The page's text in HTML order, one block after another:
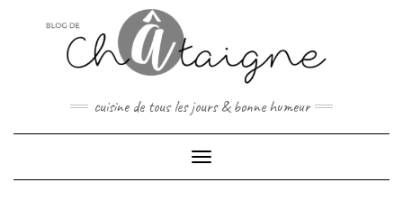
cuisine de tous les jours & bonne humeur
Toggle Navigation